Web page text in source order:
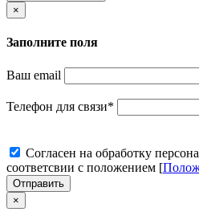
×
Заполните поля
Ваш email
Телефон для связи*
Cогласен на обработку
соответсвии с положением [
Отправить
×